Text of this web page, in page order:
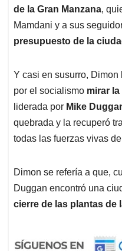
de la Gran Manzana,
Mamdani y a sus
presupuesto de la
Y casi en susurro,
por el socialismo mirar
liderada por Mike
quebrada y la recuperó
todas las fuerzas vivas
Dimon se refería a que,
Duggan encontró una
cierre de las plantas de